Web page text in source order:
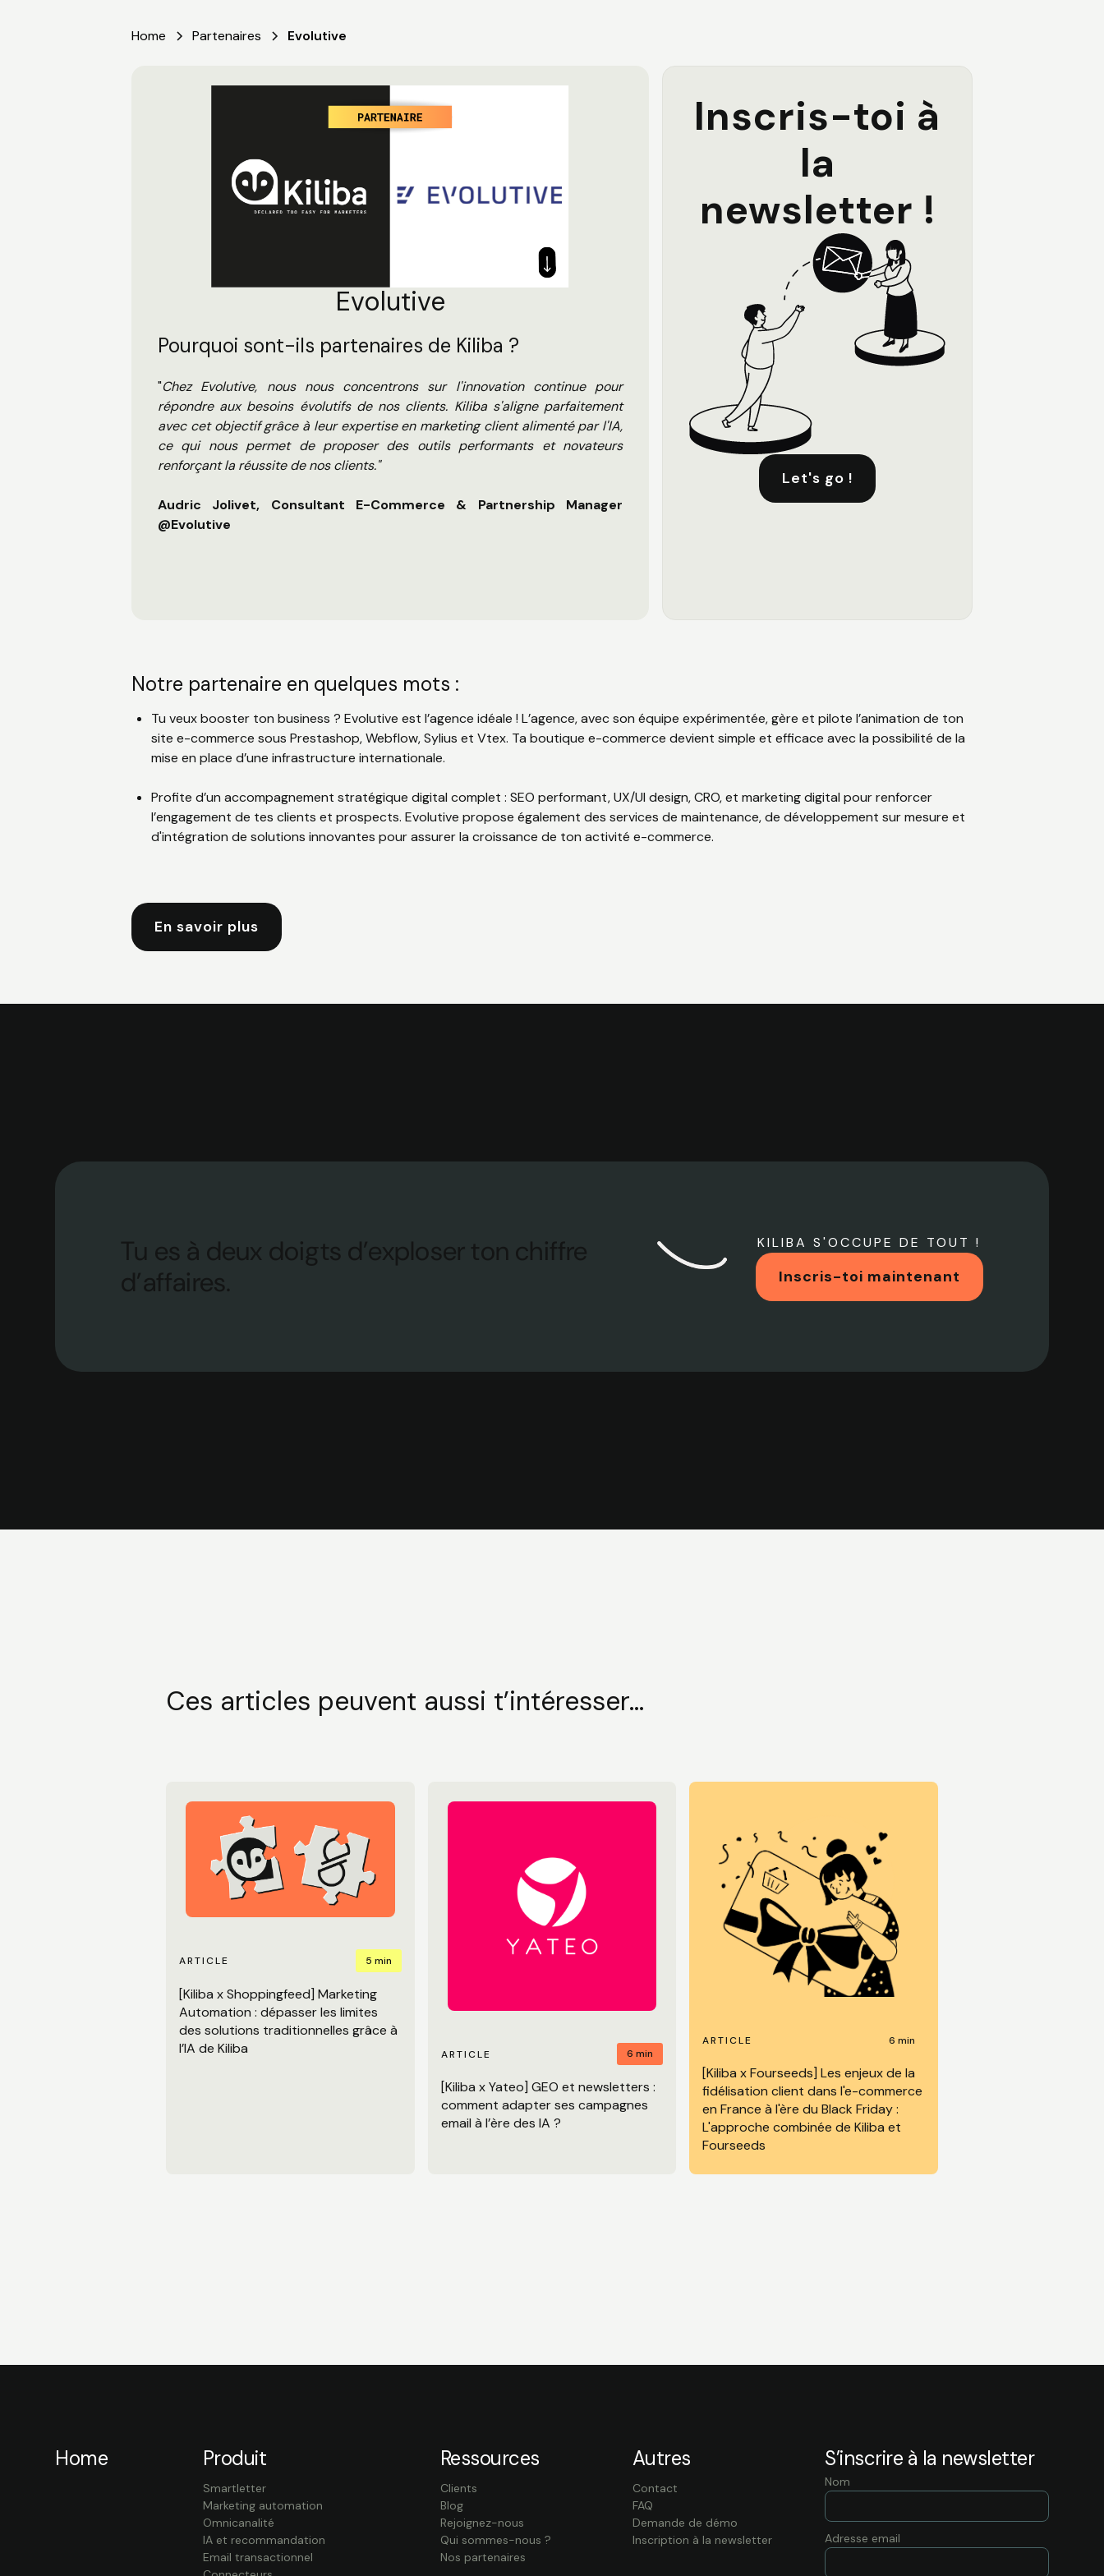
Home Partenaires Evolutive
Evolutive
Pourquoi sont-ils partenaires de Kiliba ?
"Chez Evolutive, nous nous concentrons sur l'innovation continue pour
répondre aux besoins évolutifs de nos clients. Kiliba s'aligne parfaitement
avec cet objectif grâce à leur expertise en marketing client alimenté par l'IA,
ce qui nous permet de proposer des outils performants et novateurs
renforçant la réussite de nos clients."
Audric Jolivet, Consultant E-Commerce & Partnership Manager
@Evolutive
Inscris-toi à
la
newsletter !
Let's go !
Notre partenaire en quelques mots :
Tu veux booster ton business ? Evolutive est l’agence idéale ! L’agence, avec son équipe expérimentée, gère et pilote l’animation de ton
site e-commerce sous Prestashop, Webflow, Sylius et Vtex. Ta boutique e-commerce devient simple et efficace avec la possibilité de la
mise en place d’une infrastructure internationale.
Profite d’un accompagnement stratégique digital complet : SEO performant, UX/UI design, CRO, et marketing digital pour renforcer
l’engagement de tes clients et prospects. Evolutive propose également des services de maintenance, de développement sur mesure et
d'intégration de solutions innovantes pour assurer la croissance de ton activité e-commerce.
En savoir plus
Tu es à deux doigts d’exploser ton chiffre
d’affaires.
KILIBA S'OCCUPE DE TOUT !
Inscris-toi maintenant
Ces articles peuvent aussi t’intéresser...
ARTICLE 5 min
[Kiliba x Shoppingfeed] Marketing
Automation : dépasser les limites
des solutions traditionnelles grâce à
l’IA de Kiliba
ARTICLE 6 min
[Kiliba x Yateo] GEO et newsletters :
comment adapter ses campagnes
email à l’ère des IA ?
ARTICLE 6 min
[Kiliba x Fourseeds] Les enjeux de la
fidélisation client dans l'e-commerce
en France à l'ère du Black Friday :
L'approche combinée de Kiliba et
Fourseeds
Home Produit
Smartletter
Marketing automation
Omnicanalité
IA et recommandation
Email transactionnel
Ressources
Clients
Blog
Rejoignez-nous
Qui sommes-nous ?
Nos partenaires
Autres
Contact
FAQ
Demande de démo
Inscription à la newsletter
S’inscrire à la newsletter
Nom
Adresse email